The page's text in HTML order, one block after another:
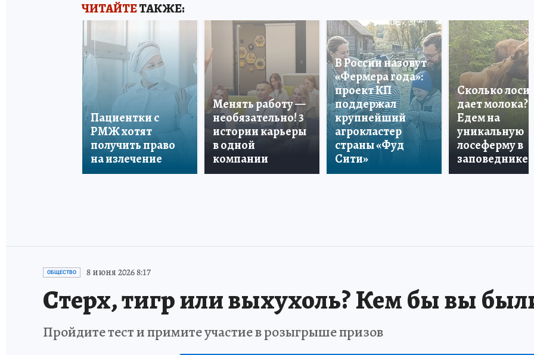
ЧИТАЙТЕТАКЖЕ:
Пациентки с
РМЖ хотят
получить право
на излечение
Менять работу —
необязательно! 3
истории карьеры
в одной
компании
В России назовут
«Фермера года»:
проект КП
поддержал
крупнейший
агрокластер
страны «Фуд
Сити»
Сколько лосиха
дает молока?
Едем на
уникальную
лосеферму в
заповеднике!
ОБЩЕСТВО 8 июня 2026 8:17
Стерх, тигр или выхухоль? Кем бы вы
Пройдите тест и примите участие в розыгрыше призов